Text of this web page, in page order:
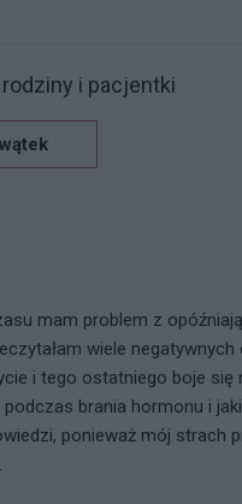
i pacjentki
mam problem z
wiele
i tego ostatniego boje
brania hormonu i
ponieważ mój strach